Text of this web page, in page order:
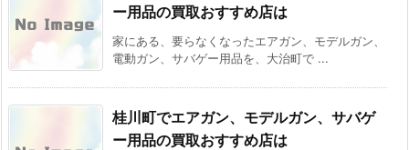
ー用品の買取おすすめ店は
家にある、要らなくなったエアガン、モデルガン、
電動ガン、サバゲー用品を、大治町で ...
桂川町でエアガン、モデルガン、サバゲ
ー用品の買取おすすめ店は